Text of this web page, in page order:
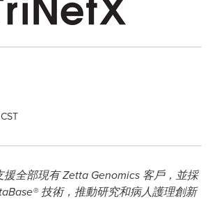
援全部現有 Zetta Genomics 客戶，並採
技術，推動研究和病人護理創新